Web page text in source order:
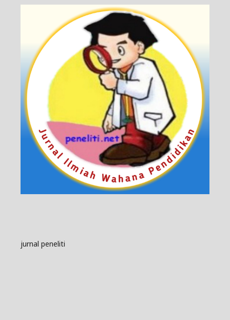
jurnal peneliti